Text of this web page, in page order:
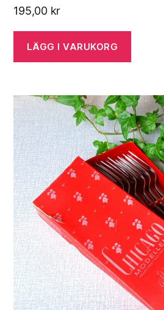
195,00 kr
LÄGG I VARUKORG